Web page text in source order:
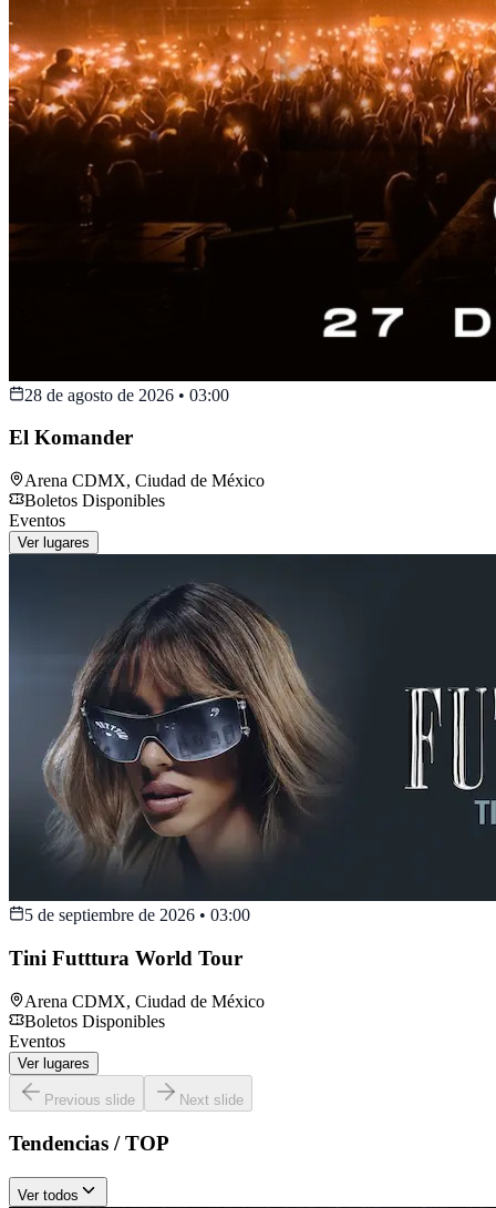
28 de agosto de 2026 • 03:00
El Komander
Arena CDMX, Ciudad de México
Boletos Disponibles
Eventos
Ver lugares
5 de septiembre de 2026 • 03:00
Tini Futttura World Tour
Arena CDMX, Ciudad de México
Boletos Disponibles
Eventos
Ver lugares
Previous slide Next slide
Tendencias / TOP
Ver todos